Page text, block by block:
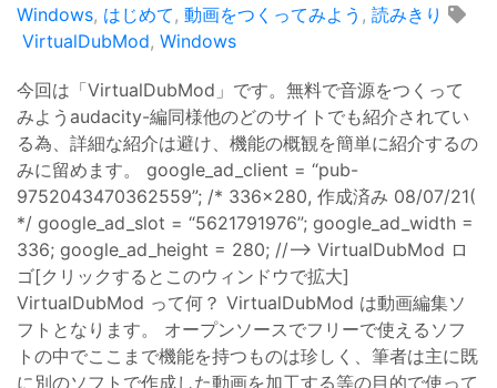
Windows, はじめて, 動画をつくってみよう , 読みきり
VirtualDubMod, Windows
今回は「VirtualDubMod」です。無料で音源をつくって
みようaudacity-編同様他のどのサイトでも紹介されてい
る為、詳細な紹介は避け、機能の概観を簡単に紹介するの
みに留めます。 google_ad_client = “pub-
9752043470362559”; /* 336x280, 作成済み 08/07/21(
*/ google_ad_slot = “5621791976”; google_ad_width =
336; google_ad_height = 280; //–> VirtualDubMod ロ
ゴ[クリックするとこのウィンドウで拡大]
VirtualDubMod って何？ VirtualDubMod は動画編集ソ
フトとなります。 オープンソースでフリーで使えるソフ
トの中でここまで機能を持つものは珍しく、筆者は主に既
に別のソフトで作成した動画を加工する等の目的で使って